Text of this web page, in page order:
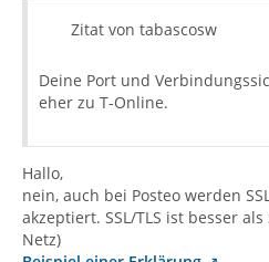
Zitat von tabascosw
Deine Port und
eher zu T-Online.
Hallo,
nein, auch bei Posteo werden
akzeptiert. SSL/TLS ist besser als
Netz)